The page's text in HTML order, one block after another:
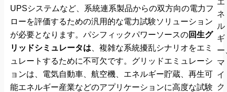
UPSシステムなど、系統連系製品からの双方向の電力フ
ローを評価するための汎用的な電力試験ソリューション
が必要となります。パシフィックパワーソースの回生グ
リッドシミュレータは 、複雑な系統擾乱シナリオをエミ
ュレートするために不可欠です。グリッドエミュレーシ
ョンは、電気自動車、航空機、エネルギー貯蔵、再生可
能エネルギー産業などのアプリケーションに高度な試験